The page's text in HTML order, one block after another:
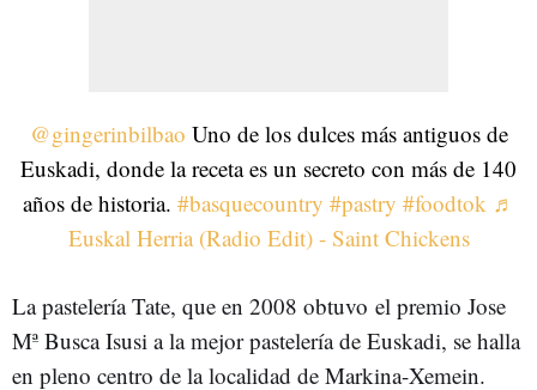
@gingerinbilbao Uno de los dulces más antiguos de
Euskadi, donde la receta es un secreto con más de 140
años de historia. #basquecountry #pastry #foodtok ♬
Euskal Herria (Radio Edit) - Saint Chickens
La pastelería Tate, que en 2008 obtuvo el premio Jose
Mª Busca Isusi a la mejor pastelería de Euskadi, se halla
en pleno centro de la localidad de Markina-Xemein.